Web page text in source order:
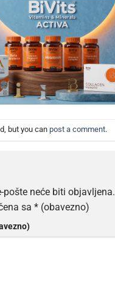
but you can post a comment.
pošte neće biti objavljena.
sa * (obavezno)